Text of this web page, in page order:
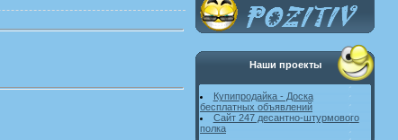
Наши проекты
Купипродайка - Доска
бесплатных объявлений
Сайт 247 десантно-штурмового
полка